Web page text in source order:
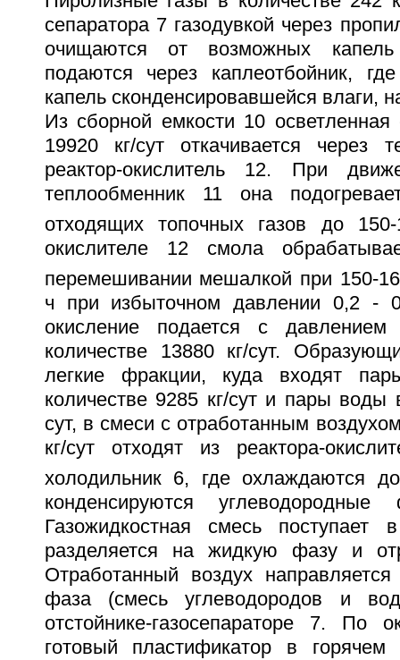
сепаратора 7 газодувкой через
очищаются от возможных
подаются через каплеотбойник,
капель сконденсировавшейся влаги,
Из сборной емкости 10
19920 кг/сут откачивается через
реактор-окислитель 12. При
теплообменник 11 она
отходящих топочных газов до 150-
окислителе 12 смола
перемешивании мешалкой при 150-
ч при избыточном давлении 0,2 -
окисление подается с
количестве 13880 кг/сут.
легкие фракции, куда входят
количестве 9285 кг/сут и пары воды
сут, в смеси с отработанным
кг/сут отходят из реактора-
холодильник 6, где охлаждаются
конденсируются
Газожидкостная смесь поступает
разделяется на жидкую фазу и
Отработанный воздух
фаза (смесь углеводородов и
отстойнике-газосепараторе 7. По
готовый пластификатор в